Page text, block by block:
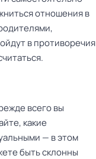
отношения в
в противоречия
всего вы
какие
— в этом
быть склонны